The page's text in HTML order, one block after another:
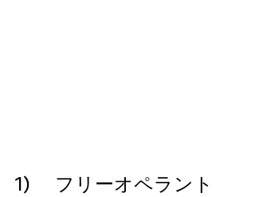
1)　 フリーオペラント